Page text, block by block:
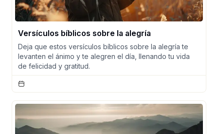
Versículos bíblicos sobre la alegría
Deja que estos versículos bíblicos sobre la alegría te
levanten el ánimo y te alegren el día, llenando tu vida
de felicidad y gratitud.